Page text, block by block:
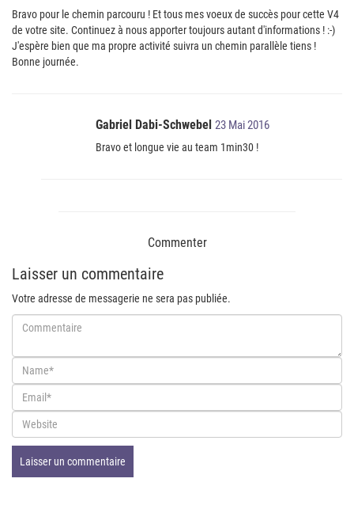
Bravo pour le chemin parcouru ! Et tous mes voeux de succès pour cette V4
de votre site. Continuez à nous apporter toujours autant d'informations ! :-)
J'espère bien que ma propre activité suivra un chemin parallèle tiens !
Bonne journée.
Gabriel Dabi-Schwebel 23 Mai 2016
Bravo et longue vie au team 1min30 !
Commenter
Laisser un commentaire
Votre adresse de messagerie ne sera pas publiée.